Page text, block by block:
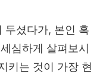
두셨다가, 본인 혹
심하게 살펴보시
키는 것이 가장 현